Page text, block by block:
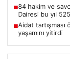
■84 hakim ve
Dairesi bu yıl
■Aidat
yaşamını yitirdi